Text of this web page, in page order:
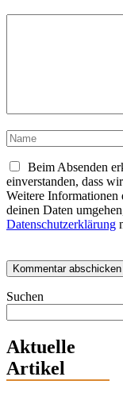
Name
Beim Absenden
einverstanden, dass
Weitere
deinen Daten
Datenschutzerklärung
Suchen
Aktuelle
Artikel